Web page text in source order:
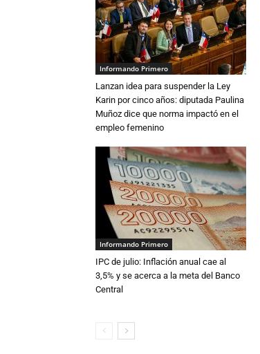
Informando Primero
Lanzan idea para suspender la Ley
Karin por cinco años: diputada Paulina
Muñoz dice que norma impactó en el
empleo femenino
Informando Primero
IPC de julio: Inflación anual cae al
3,5% y se acerca a la meta del Banco
Central